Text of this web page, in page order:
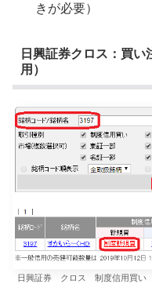
きが必要）
日興証券クロス：買
用）
日興証券 クロス 制度信用買い